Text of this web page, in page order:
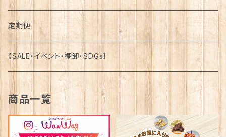
鹿-Venison-
鴨-Duck-
牛-Beef-
豚-Pork-
馬-Horse-
鹿-Venison-
鴨-Duck-
牛-Beef-
定期便
【SALE・イベント・棚卸・SDGs】
商品一覧